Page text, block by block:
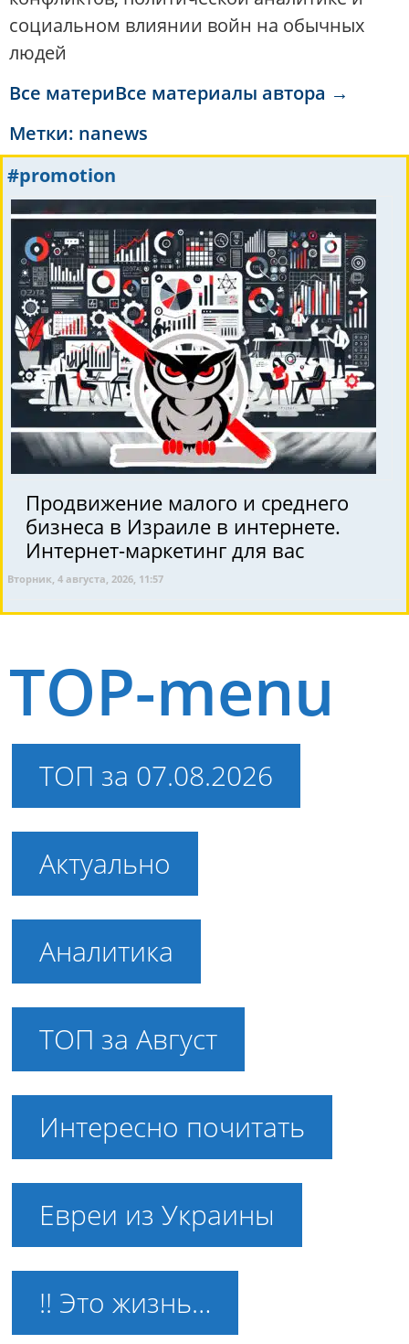
социальном влиянии войн на обычных
людей
Все материВсе материалы автора →
Метки: nanews
#promotion
Продвижение малого и среднего
бизнеса в Израиле в интернете.
Интернет-маркетинг для вас
Вторник, 4 августа, 2026, 11:57
TOP-menu
ТОП за 07.08.2026
Актуально
Аналитика
ТОП за Август
Интересно почитать
Евреи из Украины
!! Это жизнь…